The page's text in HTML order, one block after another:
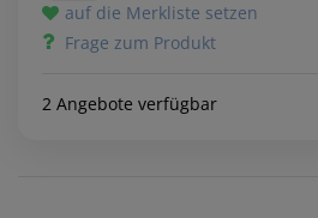
auf die Merkliste setzen
Frage zum Produkt
2 Angebote verfügbar